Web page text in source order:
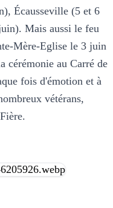
Écausseville (5 et 6
Mais aussi le feu
Mère-Eglise le 3 juin
cérémonie au Carré de
fois d'émotion et à
vétérans,